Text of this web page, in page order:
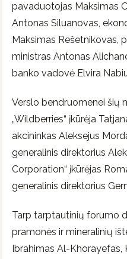
pavaduotojas Maksimas
Antonas Siluanovas,
Maksimas Rešetnikovas,
ministras Antonas
banko vadovė Elvira
Verslo bendruomenei šių
„Wildberries“ įkūrėja
akcininkas Aleksejus
generalinis direktorius
Corporation“ įkūrėjas
generalinis direktorius
Tarp tarptautinių forumo
pramonės ir mineralinių
Ibrahimas Al-Khorayefas,